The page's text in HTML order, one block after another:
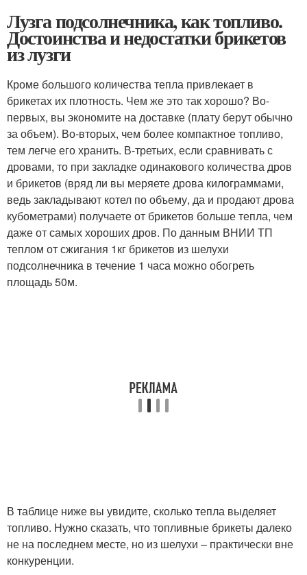
Лузга подсолнечника, как топливо.
Достоинства и недостатки брикетов
из лузги
Кроме большого количества тепла привлекает в
брикетах их плотность. Чем же это так хорошо? Во-
первых, вы экономите на доставке (плату берут обычно
за объем). Во-вторых, чем более компактное топливо,
тем легче его хранить. В-третьих, если сравнивать с
дровами, то при закладке одинакового количества дров
и брикетов (вряд ли вы меряете дрова килограммами,
ведь закладывают котел по объему, да и продают дрова
кубометрами) получаете от брикетов больше тепла, чем
даже от самых хороших дров. По данным ВНИИ ТП
теплом от сжигания 1кг брикетов из шелухи
подсолнечника в течение 1 часа можно обогреть
площадь 50м.
В таблице ниже вы увидите, сколько тепла выделяет
топливо. Нужно сказать, что топливные брикеты далеко
не на последнем месте, но из шелухи – практически вне
конкуренции.